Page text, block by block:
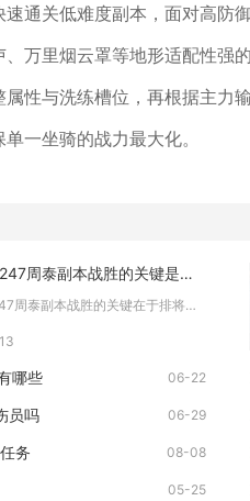
通关低难度副本，面对高防
万里烟云罩等地形适配性强
性与洗练槽位，再根据主力
一坐骑的战力最大化。
攻城掠地247周泰副本战胜的关键是什么
攻城掠地247周泰副本战胜的关键在于排将控战法、桃园核心高配...
哪些 06-22
员吗 06-29
务 08-08
05-25